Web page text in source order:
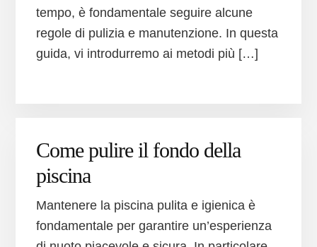
tempo, è fondamentale seguire alcune
regole di pulizia e manutenzione. In questa
guida, vi introdurremo ai metodi più […]
Come pulire il fondo della
piscina
Mantenere la piscina pulita e igienica è
fondamentale per garantire un’esperienza